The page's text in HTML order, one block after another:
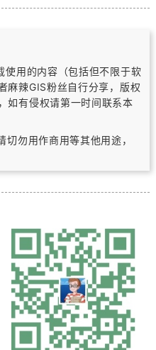
使用的内容（包括但不限于软
麻辣GIS粉丝自行分享，版权
如有侵权请第一时间联系本
勿用作商用等其他用途，